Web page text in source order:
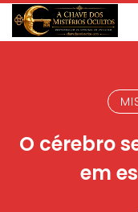
O cérebro
em